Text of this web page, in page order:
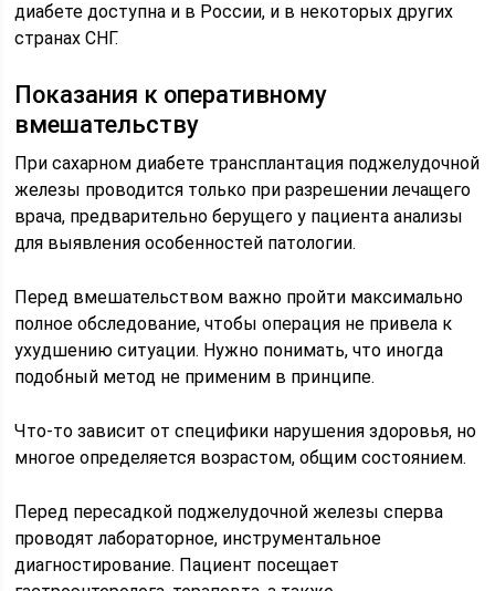
диабете доступна и в России, и в некоторых других
странах СНГ.
Показания к оперативному
вмешательству
При сахарном диабете трансплантация поджелудочной
железы проводится только при разрешении лечащего
врача, предварительно берущего у пациента анализы
для выявления особенностей патологии.
Перед вмешательством важно пройти максимально
полное обследование, чтобы операция не привела к
ухудшению ситуации. Нужно понимать, что иногда
подобный метод не применим в принципе.
Что-то зависит от специфики нарушения здоровья, но
многое определяется возрастом, общим состоянием.
Перед пересадкой поджелудочной железы сперва
проводят лабораторное, инструментальное
диагностирование. Пациент посещает